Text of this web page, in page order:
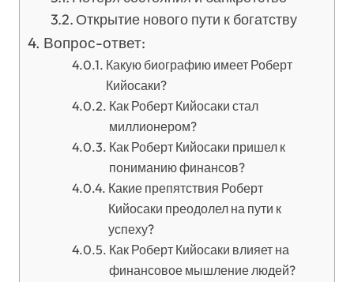
Открытие нового пути к богатству
Вопрос-ответ:
Какую биографию имеет Роберт
Кийосаки?
Как Роберт Кийосаки стал
миллионером?
Как Роберт Кийосаки пришел к
пониманию финансов?
Какие препятствия Роберт
Кийосаки преодолел на пути к
успеху?
Как Роберт Кийосаки влияет на
финансовое мышление людей?